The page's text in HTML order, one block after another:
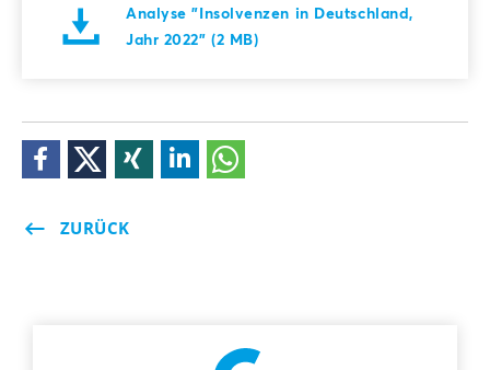
Analyse "Insolvenzen in Deutschland,
Jahr 2022" (2 MB)
ZURÜCK